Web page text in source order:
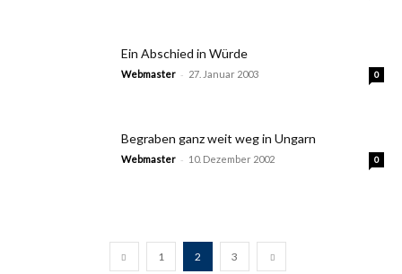
Ein Abschied in Würde
Webmaster - 27. Januar 2003 0
Begraben ganz weit weg in Ungarn
Webmaster - 10. Dezember 2002 0
1 2 3